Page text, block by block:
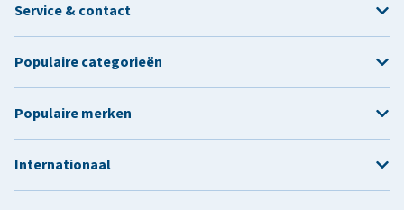
Service & contact
Populaire categorieën
Populaire merken
Internationaal